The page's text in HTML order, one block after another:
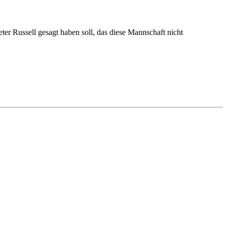
Russell gesagt haben soll, das diese Mannschaft nicht